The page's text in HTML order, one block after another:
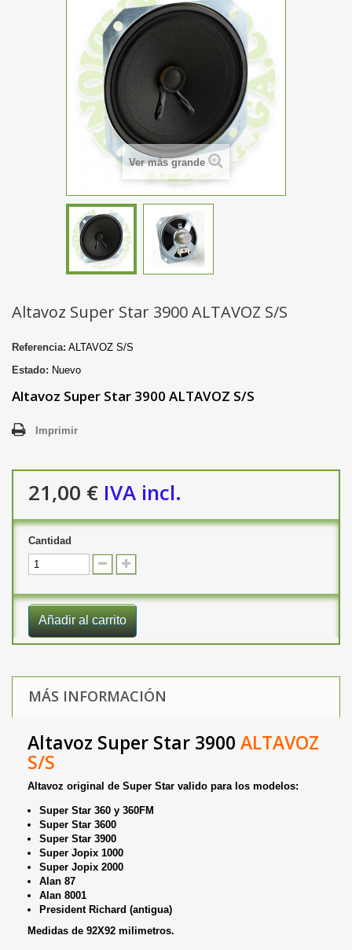
Ver más grande
Altavoz Super Star 3900 ALTAVOZ S/S
Referencia: ALTAVOZ S/S
Estado: Nuevo
Altavoz Super Star 3900 ALTAVOZ S/S
Imprimir
21,00 € IVA incl.
Cantidad
Añadir al carrito
MÁS INFORMACIÓN
Altavoz Super Star 3900 ALTAVOZ
S/S
Altavoz original de Super Star valido para los modelos:
Super Star 360 y 360FM
Super Star 3600
Super Star 3900
Super Jopix 1000
Super Jopix 2000
Alan 87
Alan 8001
President Richard (antigua)
Medidas de 92X92 milimetros.